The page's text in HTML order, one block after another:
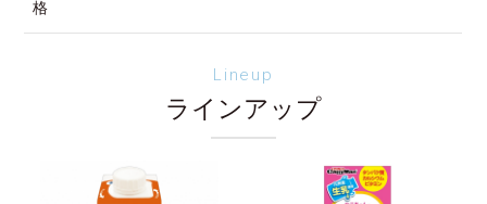
格
Lineup
ラインアップ